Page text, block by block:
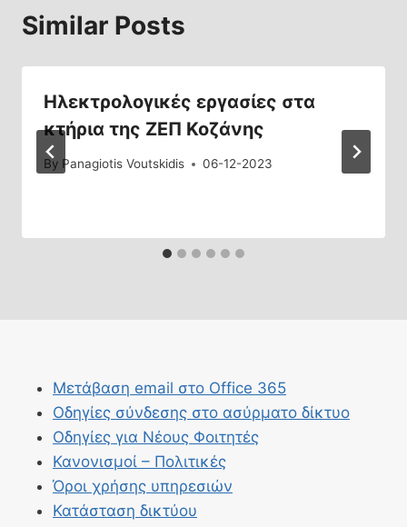
Similar Posts
Ηλεκτρολογικές εργασίες στα
κτήρια της ΖΕΠ Κοζάνης
By Panagiotis Voutskidis 06-12-2023
Μετάβαση email στο Office 365
Οδηγίες σύνδεσης στο ασύρματο δίκτυο
Οδηγίες για Νέους Φοιτητές
Κανονισμοί – Πολιτικές
Όροι χρήσης υπηρεσιών
Κατάσταση δικτύου